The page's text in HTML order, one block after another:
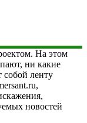
На этом
ни какие
собой ленту
новостей